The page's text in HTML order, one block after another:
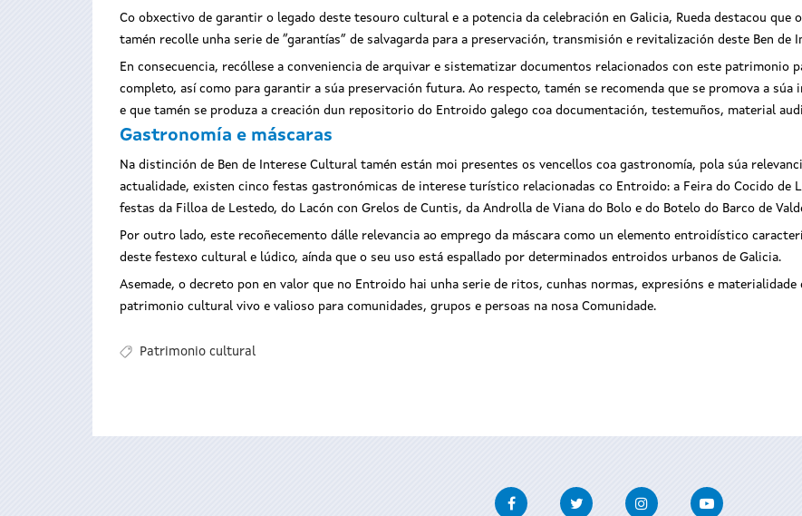
Co obxectivo de garantir o legado deste tesouro cultural e a potencia da celebración en Galicia, Rueda destacou que
tamén recolle unha serie de “garantías” de salvagarda para a preservación, transmisión e revitalización deste Ben de
En consecuencia, recóllese a conveniencia de arquivar e sistematizar documentos relacionados con este patrimonio
completo, así como para garantir a súa preservación futura. Ao respecto, tamén se recomenda que se promova a
e que tamén se produza a creación dun repositorio do Entroido galego coa documentación, testemuños, material
Gastronomía e máscaras
Na distinción de Ben de Interese Cultural tamén están moi presentes os vencellos coa gastronomía, pola súa
actualidade, existen cinco festas gastronómicas de interese turístico relacionadas co Entroido: a Feira do Cocido
festas da Filloa de Lestedo, do Lacón con Grelos de Cuntis, da Androlla de Viana do Bolo e do Botelo do Barco de
Por outro lado, este recoñecemento dálle relevancia ao emprego da máscara como un elemento entroidístico
deste festexo cultural e lúdico, aínda que o seu uso está espallado por determinados entroidos urbanos de Galicia.
Asemade, o decreto pon en valor que no Entroido hai unha serie de ritos, cunhas normas, expresións e
patrimonio cultural vivo e valioso para comunidades, grupos e persoas na nosa Comunidade.
Patrimonio cultural
FacebookTwitter InstagramYoutube